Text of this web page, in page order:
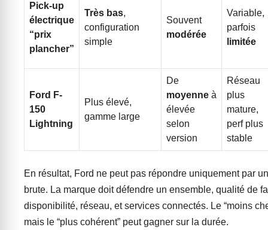
Pick-up
électrique
“prix
plancher”
Très bas,
configuration
simple
Souvent
modérée
Variable,
parfois
limitée
Ford F-
150
Lightning
Plus élevé,
gamme large
De
moyenne à
élevée
selon
version
Réseau
plus
mature,
perf plus
stable
En résultat, Ford ne peut pas répondre uniquement par
brute. La marque doit défendre un ensemble, qualité de
disponibilité, réseau, et services connectés. Le “moins
mais le “plus cohérent” peut gagner sur la durée.